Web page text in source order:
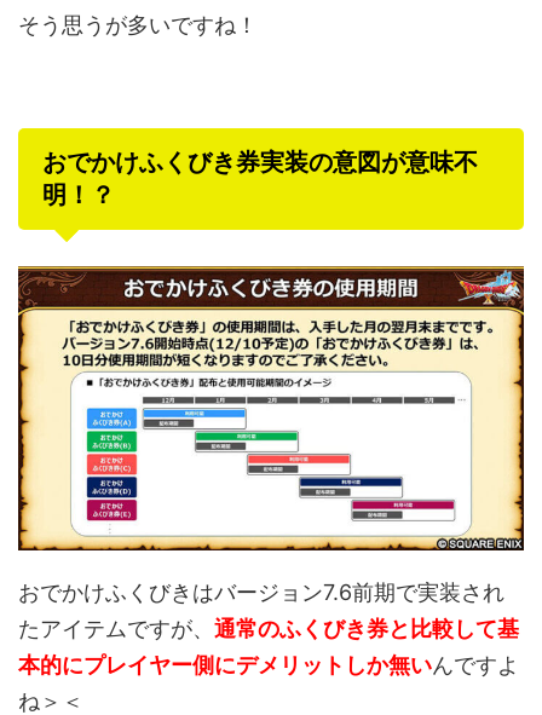
そう思うが多いですね！
おでかけふくびき券実装の意図が意味不
明！？
おでかけふくびきはバージョン7.6前期で実装され
たアイテムですが、 通常のふくびき券と比較して基
本的にプレイヤー側にデメリットしか無いんですよ
ね＞＜